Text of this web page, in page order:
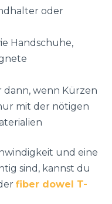
oder
Handschuhe,
wenn Kürzen
mit der nötigen
und eine
sind, kannst du
fiber dowel T-